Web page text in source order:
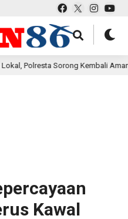
Kembali Amankan 29 Liter
Kawal